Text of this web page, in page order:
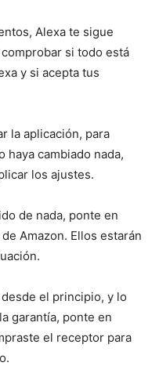
Alexa te sigue
si todo está
y si acepta tus
la aplicación, para
haya cambiado nada,
los ajustes.
de nada, ponte en
Amazon. Ellos estarán
el principio, y lo
garantía, ponte en
el receptor para